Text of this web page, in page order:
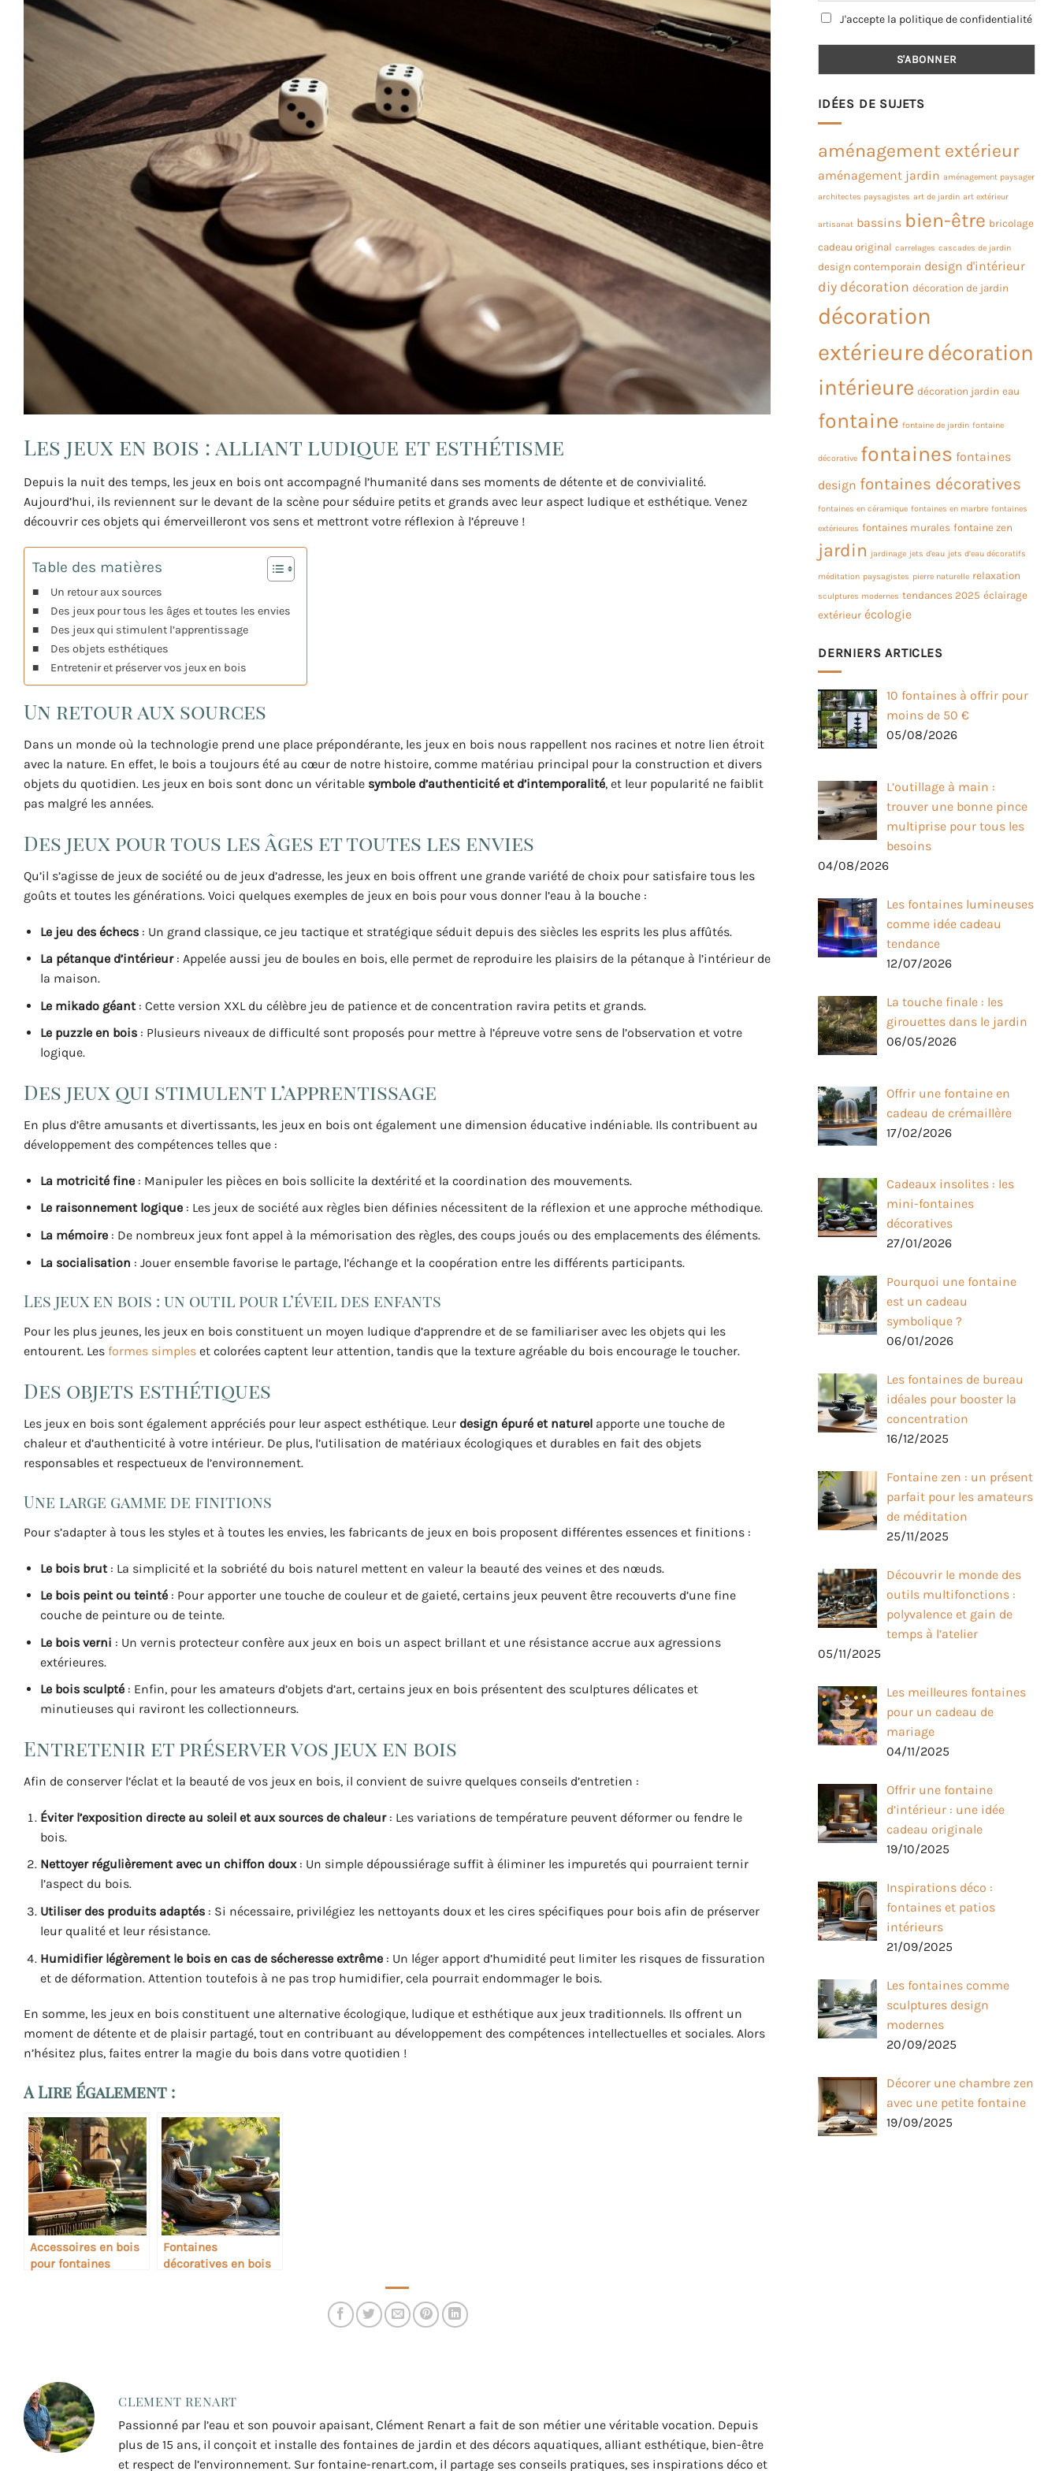
Les jeux en bois : alliant ludique et esthétisme
Depuis la nuit des temps, les jeux en bois ont accompagné l’humanité dans ses moments de détente et de convivialité.
Aujourd’hui, ils reviennent sur le devant de la scène pour séduire petits et grands avec leur aspect ludique et esthétique. Venez
découvrir ces objets qui émerveilleront vos sens et mettront votre réflexion à l’épreuve !
Table des matières
Un retour aux sources
Des jeux pour tous les âges et toutes les envies
Des jeux qui stimulent l’apprentissage
Des objets esthétiques
Entretenir et préserver vos jeux en bois
Un retour aux sources
Dans un monde où la technologie prend une place prépondérante, les jeux en bois nous rappellent nos racines et notre lien étroit
avec la nature. En effet, le bois a toujours été au cœur de notre histoire, comme matériau principal pour la construction et divers
objets du quotidien. Les jeux en bois sont donc un véritable symbole d’authenticité et d’intemporalité, et leur popularité ne faiblit
pas malgré les années.
Des jeux pour tous les âges et toutes les envies
Qu’il s’agisse de jeux de société ou de jeux d’adresse, les jeux en bois offrent une grande variété de choix pour satisfaire tous les
goûts et toutes les générations. Voici quelques exemples de jeux en bois pour vous donner l’eau à la bouche :
Le jeu des échecs: Un grand classique, ce jeu tactique et stratégique séduit depuis des siècles les esprits les plus affûtés.
La pétanque d’intérieur: Appelée aussi jeu de boules en bois, elle permet de reproduire les plaisirs de la pétanque à l’intérieur de
la maison.
Le mikado géant: Cette version XXL du célèbre jeu de patience et de concentration ravira petits et grands.
Le puzzle en bois: Plusieurs niveaux de difficulté sont proposés pour mettre à l’épreuve votre sens de l’observation et votre
logique.
Des jeux qui stimulent l’apprentissage
En plus d’être amusants et divertissants, les jeux en bois ont également une dimension éducative indéniable. Ils contribuent au
développement des compétences telles que :
La motricité fine: Manipuler les pièces en bois sollicite la dextérité et la coordination des mouvements.
Le raisonnement logique: Les jeux de société aux règles bien définies nécessitent de la réflexion et une approche méthodique.
La mémoire: De nombreux jeux font appel à la mémorisation des règles, des coups joués ou des emplacements des éléments.
La socialisation : Jouer ensemble favorise le partage, l’échange et la coopération entre les différents participants.
Les jeux en bois : un outil pour l’éveil des enfants
Pour les plus jeunes, les jeux en bois constituent un moyen ludique d’apprendre et de se familiariser avec les objets qui les
entourent. Les formes simples et colorées captent leur attention, tandis que la texture agréable du bois encourage le toucher.
Des objets esthétiques
Les jeux en bois sont également appréciés pour leur aspect esthétique. Leur design épuré et naturel apporte une touche de
chaleur et d’authenticité à votre intérieur. De plus, l’utilisation de matériaux écologiques et durables en fait des objets
responsables et respectueux de l’environnement.
Une large gamme de finitions
Pour s’adapter à tous les styles et à toutes les envies, les fabricants de jeux en bois proposent différentes essences et finitions :
Le bois brut: La simplicité et la sobriété du bois naturel mettent en valeur la beauté des veines et des nœuds.
Le bois peint ou teinté: Pour apporter une touche de couleur et de gaieté, certains jeux peuvent être recouverts d’une fine
couche de peinture ou de teinte.
Le bois verni : Un vernis protecteur confère aux jeux en bois un aspect brillant et une résistance accrue aux agressions
extérieures.
Le bois sculpté: Enfin, pour les amateurs d’objets d’art, certains jeux en bois présentent des sculptures délicates et
minutieuses qui raviront les collectionneurs.
Entretenir et préserver vos jeux en bois
Afin de conserver l’éclat et la beauté de vos jeux en bois, il convient de suivre quelques conseils d’entretien :
Éviter l’exposition directe au soleil et aux sources de chaleur: Les variations de température peuvent déformer ou fendre le
bois.
Nettoyer régulièrement avec un chiffon doux: Un simple dépoussiérage suffit à éliminer les impuretés qui pourraient ternir
l’aspect du bois.
Utiliser des produits adaptés: Si nécessaire, privilégiez les nettoyants doux et les cires spécifiques pour bois afin de préserver
leur qualité et leur résistance.
Humidifier légèrement le bois en cas de sécheresse extrême: Un léger apport d’humidité peut limiter les risques de fissuration
et de déformation. Attention toutefois à ne pas trop humidifier, cela pourrait endommager le bois.
En somme, les jeux en bois constituent une alternative écologique, ludique et esthétique aux jeux traditionnels. Ils offrent un
moment de détente et de plaisir partagé, tout en contribuant au développement des compétences intellectuelles et sociales. Alors
n’hésitez plus, faites entrer la magie du bois dans votre quotidien !
A Lire Également :
Accessoires en bois
pour fontaines
Fontaines
décoratives en bois
CLEMENT RENART
Passionné par l’eau et son pouvoir apaisant, Clément Renart a fait de son métier une véritable vocation. Depuis
plus de 15 ans, il conçoit et installe des fontaines de jardin et des décors aquatiques, alliant esthétique, bien-être
et respect de l’environnement. Sur fontaine-renart.com, il partage ses conseils pratiques, ses inspirations déco et
J'accepte la politique de confidentialité
IDÉES DE SUJETS
aménagement extérieur
aménagement jardin aménagement paysager
architectes paysagistes art de jardin art extérieur
artisanat bassins bien-être bricolage
cadeau original carrelages cascades de jardin
design contemporain design d'intérieur
diy décoration décoration de jardin
décoration
extérieuredécoration
intérieure décoration jardin eau
fontaine fontaine de jardin fontaine
décorative fontaines fontaines
design fontaines décoratives
fontaines en céramique fontaines en marbre fontaines
extérieures fontaines murales fontaine zen
jardin jardinage jets d'eau jets d’eau décoratifs
méditation paysagistes pierre naturelle relaxation
sculptures modernes tendances 2025 éclairage
extérieur écologie
DERNIERS ARTICLES
10 fontaines à offrir pour
moins de 50 €
05/08/2026
L’outillage à main :
trouver une bonne pince
multiprise pour tous les
besoins
04/08/2026
Les fontaines lumineuses
comme idée cadeau
tendance
12/07/2026
La touche finale : les
girouettes dans le jardin
06/05/2026
Offrir une fontaine en
cadeau de crémaillère
17/02/2026
Cadeaux insolites : les
mini-fontaines
décoratives
27/01/2026
Pourquoi une fontaine
est un cadeau
symbolique ?
06/01/2026
Les fontaines de bureau
idéales pour booster la
concentration
16/12/2025
Fontaine zen : un présent
parfait pour les amateurs
de méditation
25/11/2025
Découvrir le monde des
outils multifonctions :
polyvalence et gain de
temps à l’atelier
05/11/2025
Les meilleures fontaines
pour un cadeau de
mariage
04/11/2025
Offrir une fontaine
d’intérieur : une idée
cadeau originale
19/10/2025
Inspirations déco :
fontaines et patios
intérieurs
21/09/2025
Les fontaines comme
sculptures design
modernes
20/09/2025
Décorer une chambre zen
avec une petite fontaine
19/09/2025